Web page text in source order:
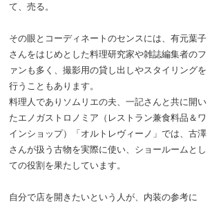
て、売る。
その眼とコーディネートのセンスには、有元葉子
さんをはじめとした料理研究家や雑誌編集者のフ
ァンも多く、撮影用の貸し出しやスタイリングを
行うこともあります。
料理人でありソムリエの夫、一記さんと共に開い
たエノガストロノミア（レストラン兼食料品＆ワ
インショップ）「オルトレヴィーノ」では、古澤
さんが扱う古物を実際に使い、ショールームとし
ての役割を果たしています。
自分で店を開きたいという人が、内装の参考に